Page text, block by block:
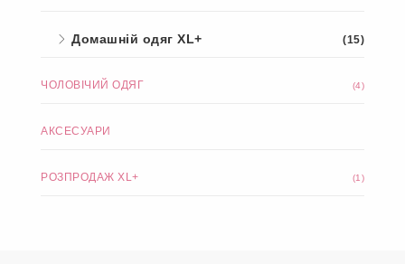
Домашній одяг XL+ (15)
ЧОЛОВІЧИЙ ОДЯГ (4)
АКСЕСУАРИ
РОЗПРОДАЖ XL+ (1)